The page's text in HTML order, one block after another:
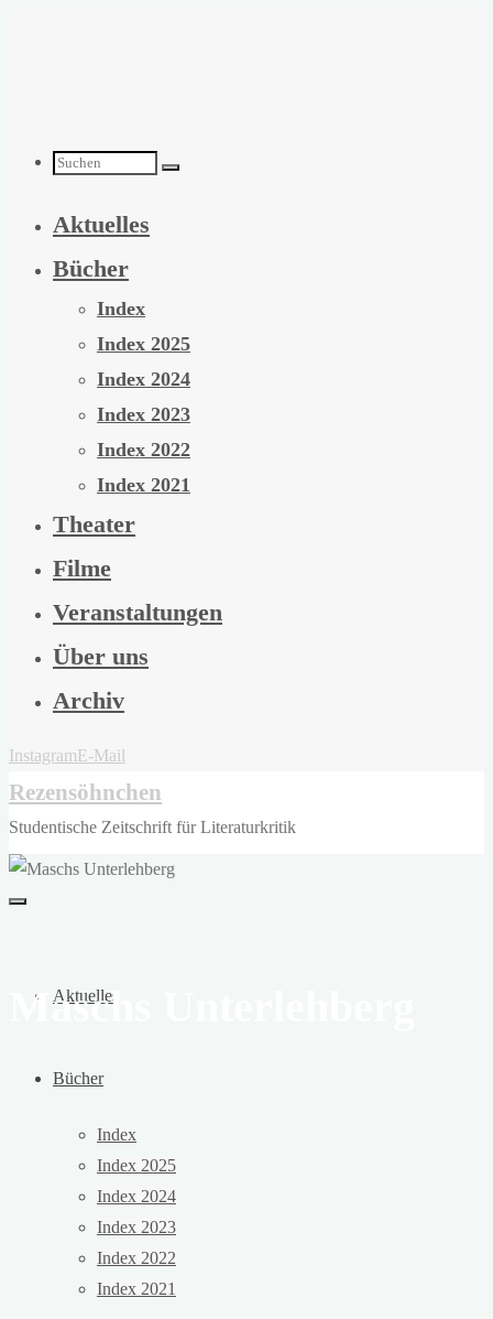
Suchen
nach:
Aktuelles
Bücher
Index
Index 2025
Index 2024
Index 2023
Index 2022
Index 2021
Theater
Filme
Veranstaltungen
Über uns
Archiv
InstagramE-Mail
Rezensöhnchen
Studentische Zeitschrift für Literaturkritik
Aktuelles
Bücher
Index
Index 2025
Index 2024
Index 2023
Index 2022
Index 2021
Maschs Unterlehberg